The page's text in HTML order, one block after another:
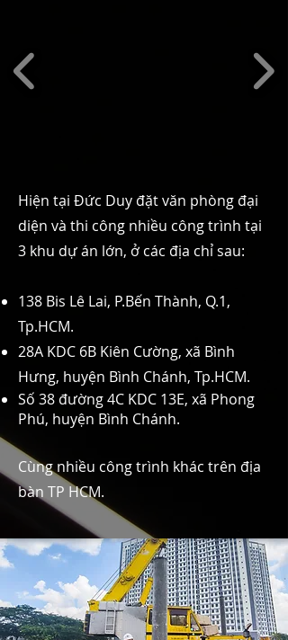
Hiện tại Đức Duy đặt văn phòng đại
diện và thi công nhiều công trình tại
3 khu dự án lớn, ở các địa chỉ sau:
138 Bis Lê Lai, P.Bến Thành, Q.1,
Tp.HCM.
28A KDC 6B Kiên Cường, xã Bình
Hưng, huyện Bình Chánh, Tp.HCM.
Số 38 đường 4C KDC 13E, xã Phong
Phú, huyện Bình Chánh.
Cùng nhiều công trình khác trên địa
bàn TP HCM.